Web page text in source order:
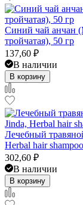
Синий чай анчан
тройчатая), 50 гр
137,60 ₽
В наличии
В корзину
Лечебный
Herbal hair
302,60 ₽
В наличии
В корзину